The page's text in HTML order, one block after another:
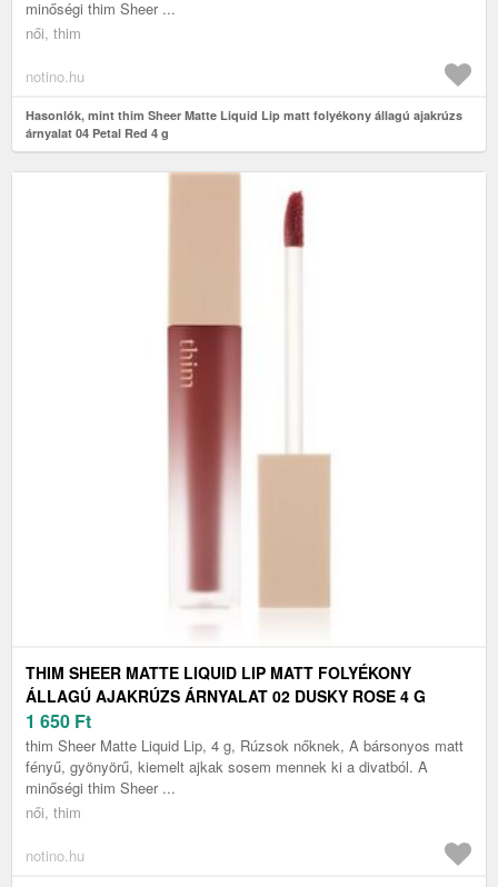
minőségi thim Sheer ...
női, thim
notino.hu
Hasonlók, mint thim Sheer Matte Liquid Lip matt folyékony állagú ajakrúzs
árnyalat 04 Petal Red 4 g
THIM SHEER MATTE LIQUID LIP MATT FOLYÉKONY
ÁLLAGÚ AJAKRÚZS ÁRNYALAT 02 DUSKY ROSE 4 G
1 650 Ft
thim Sheer Matte Liquid Lip, 4 g, Rúzsok nőknek, A bársonyos matt
fényű, gyönyörű, kiemelt ajkak sosem mennek ki a divatból. A
minőségi thim Sheer ...
női, thim
notino.hu